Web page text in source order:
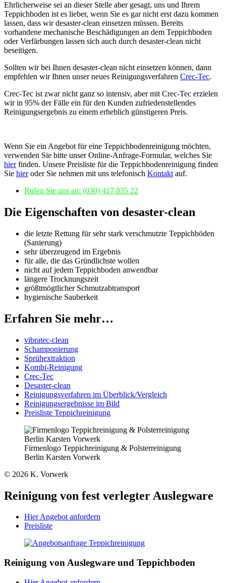
Ehrlicherweise sei an dieser Stelle aber gesagt, uns und Ihrem
Teppichboden ist es lieber, wenn Sie es gar nicht erst dazu kommen
lassen, dass wir desaster-clean einsetzen müssen. Bereits
vorhandene mechanische Beschädigungen an dem Teppichboden
oder Verfärbungen lassen sich auch durch desaster-clean nicht
beseitigen.
Sollten wir bei Ihnen desaster-clean nicht einsetzen können, dann
empfehlen wir Ihnen unser neues Reinigungsverfahren Crec-Tec.
Crec-Tec ist zwar nicht ganz so intensiv, aber mit Crec-Tec erzielen
wir in 95% der Fälle ein für den Kunden zufriedenstellendes
Reinigungsergebnis zu einem erheblich günstigeren Preis.
Wenn Sie ein Angebot für eine Teppichbodenreinigung möchten,
verwenden Sie bitte unser Online-Anfrage-Formular, welches Sie
hierfinden. Unsere Preisliste für die Teppichbodenreinigung finden
Sie hieroder Sie nehmen mit uns telefonisch Kontakt auf.
Rufen Sie uns an: (030) 417 835 22
Die Eigenschaften von desaster-clean
die letzte Rettung für sehr stark verschmutzte Teppichböden
(Sanierung)
sehr überzeugend im Ergebnis
für alle, die das Gründlichste wollen
nicht auf jedem Teppichboden anwendbar
längere Trocknungszeit
größtmögtlicher Schmutzabtransport
hygienische Sauberkeit
Erfahren Sie mehr…
vibratec-clean
Schamponierung
Sprühextraktion
Kombi-Reinigung
Crec-Tec
Desaster-clean
Reinigungsverfahren im Überblick/Vergleich
Reinigungsergebnisse im Bild
Preisliste Teppichreinigung
Firmenlogo Teppichreinigung & Polsterreinigung
Berlin Karsten Vorwerk
© 2026 K. Vorwerk
Reinigung von fest verlegter Auslegware
Hier Angebot anfordern
Preisliste
Reinigung von Auslegware und Teppichboden